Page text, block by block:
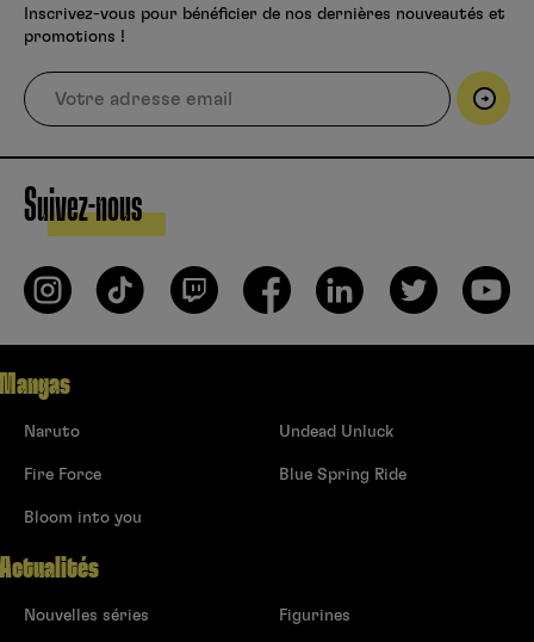
Inscrivez-vous pour bénéficier de nos dernières nouveautés et
promotions !
Suivez-nous
Mangas
Naruto
Fire Force
Bloom into you
Undead Unluck
Blue Spring Ride
Actualités
Nouvelles séries Figurines